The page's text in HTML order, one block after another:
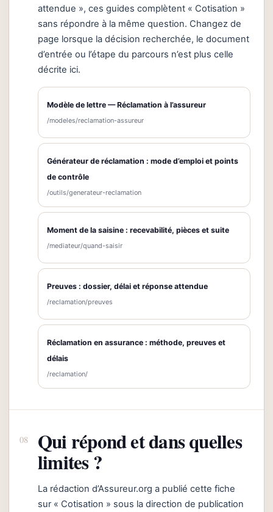
attendue », ces guides complètent « Cotisation »
sans répondre à la même question. Changez de
page lorsque la décision recherchée, le document
d’entrée ou l’étape du parcours n’est plus celle
décrite ici.
Modèle de lettre — Réclamation à l’assureur
/modeles/reclamation-assureur
Générateur de réclamation : mode d’emploi et points
de contrôle
/outils/generateur-reclamation
Moment de la saisine : recevabilité, pièces et suite
/mediateur/quand-saisir
Preuves : dossier, délai et réponse attendue
/reclamation/preuves
Réclamation en assurance : méthode, preuves et
délais
/reclamation/
Qui répond et dans quelles
limites ?
La rédaction d’Assureur.org a publié cette fiche
sur « Cotisation » sous la direction de publication